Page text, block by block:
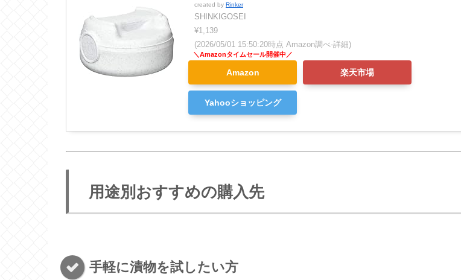
created by Rinker
SHINKIGOSEI
¥1,139
(2026/05/01 15:50:20時点 Amazon調べ-詳細)
Amazon 楽天市場
Yahooショッピング
用途別おすすめの購入先
手軽に漬物を試したい方